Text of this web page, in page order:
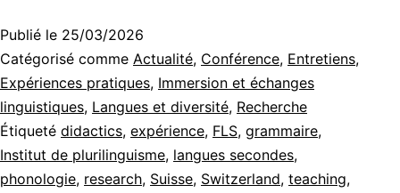
les
élèves
allophones
I :
comprendre
Publié le 25/03/2026
Catégorisé comme Actualité, Conférence, Entretiens,
Expériences pratiques, Immersion et échanges
linguistiques, Langues et diversité, Recherche
Étiqueté didactics, expérience, FLS, grammaire,
Institut de plurilinguisme, langues secondes,
phonologie, research, Suisse, Switzerland, teaching,